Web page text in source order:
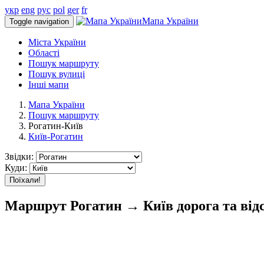
укр eng рус pol ger fr
Toggle navigation Мапа України
Міста України
Області
Пошук маршруту
Пошук вулиці
Інші мапи
Мапа України
Пошук маршруту
Рогатин-Київ
Київ-Рогатин
Звідки:
Куди:
Поїхали!
Маршрут Рогатин → Київ дорога та